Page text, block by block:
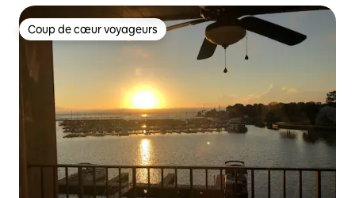
Coup de cœur voyageurs
Coup de cœur voyageurs